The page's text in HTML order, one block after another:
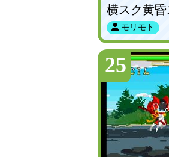
横スク黄
モリモト
25